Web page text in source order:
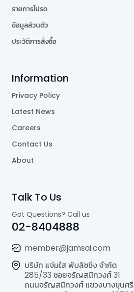
รายการโปรด
ข้อมูลส่วนตัว
ประวัติการสั่งซื้อ
Information
Privacy Policy
Latest News
Careers
Contact Us
About
Talk To Us
Got Questions? Call us
02-8404888
member@jamsai.com
บริษัท แจ่มใส พับลิชชิ่ง จำกัด
285/33 ซอยจรัญสนิทวงศ์ 31
ถนนจรัญสนิทวงศ์ แขวงบางขุนศรี